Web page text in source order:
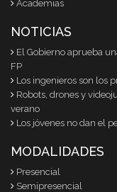
Academias
NOTICIAS
El Gobierno aprueba
FP
Los ingenieros son los
Robots, drones y
verano
Los jóvenes no dan el
MODALIDADES
Presencial
Semipresencial